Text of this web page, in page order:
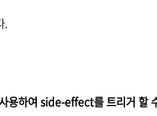
.
용하여 side-effect를 트리거 할